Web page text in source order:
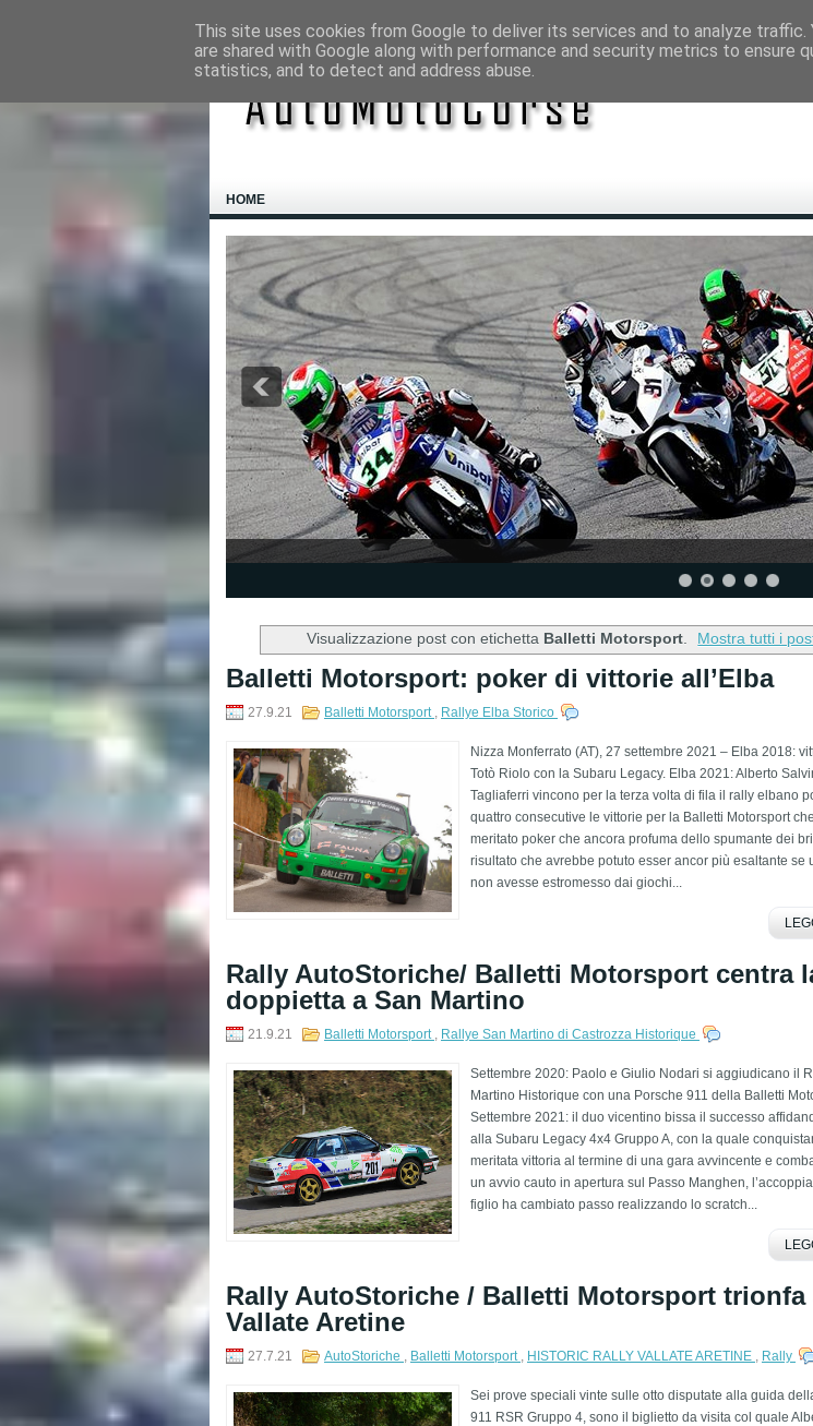
HOME
Visualizzazione post con etichetta Balletti Motorsport. Mostra tutti i
Balletti Motorsport: poker di vittorie all’Elba
27.9.21 Balletti Motorsport Rallye Elba Storico
Nizza Monferrato (AT), 27 settembre 2021 – Elba 2018:
Totò Riolo con la Subaru Legacy. Elba 2021: Alberto
Tagliaferri vincono per la terza volta di fila il rally elbano
quattro consecutive le vittorie per la Balletti Motorsport
meritato poker che ancora profuma dello spumante dei
risultato che avrebbe potuto esser ancor più esaltante se
non avesse estromesso dai giochi...
Rally AutoStoriche/ Balletti Motorsport centra
doppietta a San Martino
21.9.21 Balletti Motorsport Rallye San Martino di Castrozza Historique
Settembre 2020: Paolo e Giulio Nodari si aggiudicano il
Martino Historique con una Porsche 911 della Balletti
Settembre 2021: il duo vicentino bissa il successo
alla Subaru Legacy 4x4 Gruppo A, con la quale
meritata vittoria al termine di una gara avvincente e
un avvio cauto in apertura sul Passo Manghen,
figlio ha cambiato passo realizzando lo scratch...
Rally AutoStoriche / Balletti Motorsport trionfa
Vallate Aretine
27.7.21 AutoStoriche Balletti Motorsport HISTORIC RALLY VALLATE ARETINE Rally
Sei prove speciali vinte sulle otto disputate alla guida
911 RSR Gruppo 4, sono il biglietto da visita col quale
This site uses cookies from Google to deliver its services and to analyze traffic.
are shared with Google along with performance and security metrics to ensure
statistics, and to detect and address abuse.